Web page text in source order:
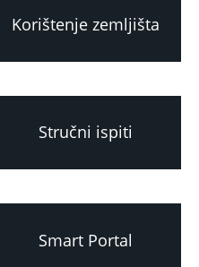
Korištenje zemljišta
Stručni ispiti
Smart Portal